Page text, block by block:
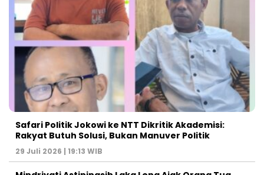
Safari Politik Jokowi ke NTT Dikritik Akademisi:
Rakyat Butuh Solusi, Bukan Manuver Politik
29 Juli 2026 | 19:13 WIB